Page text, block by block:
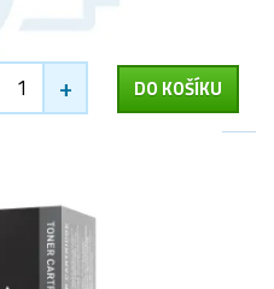
+ DO KOŠÍKU